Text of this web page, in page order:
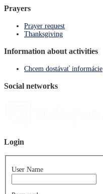
Prayers
Prayer request
Thanksgiving
Information about activities
Chcem dostávať informácie
Social networks
Login
User Name